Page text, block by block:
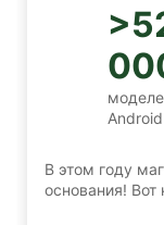
В этом году
основания!